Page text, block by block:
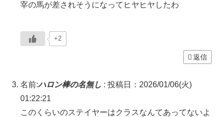
宰の馬が差されそうになってヒヤヒヤしたわ
+2
返信
名前:ハロン棒の名無し : 投稿日：2026/01/06(火)
01:22:21
このくらいのステイヤーはクラスなんてあってないよ